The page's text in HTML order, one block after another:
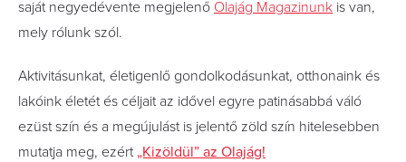
saját negyedévente megjelenő Olajág Magazinunk is van,
mely rólunk szól.
Aktivitásunkat, életigenlő gondolkodásunkat, otthonaink és
lakóink életét és céljait az idővel egyre patinásabbá váló
ezüst szín és a megújulást is jelentő zöld szín hitelesebben
mutatja meg, ezért „Kizöldül” az Olajág!